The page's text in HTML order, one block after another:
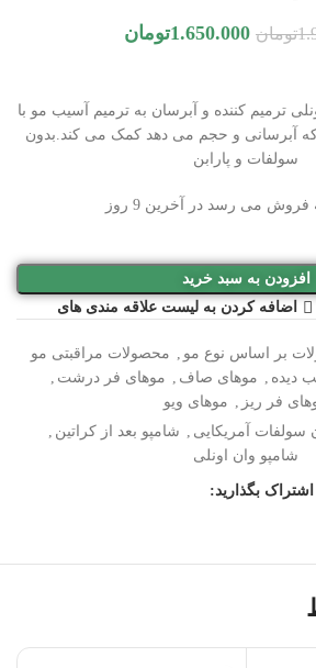
تومان 1.650.000تومان
ترمیم کننده و آبرسان به ترمیم آسیب مو با
که آبرسانی و حجم می دهد کمک می کند.بدون
سولفات و پارابن
فروش می رسد در آخرین 9 روز
افزودن به سبد خرید
اضافه کردن به لیست علاقه مندی های
بر اساس نوع مو
محصولات مراقبتی مو
دیده موهای صاف موهای فر درشت
فر ریز
موهای ویو
سولفات آمریکایی شامپو بعد از کراتین
شامپو وان اونلی
اشتراک بگذارید: